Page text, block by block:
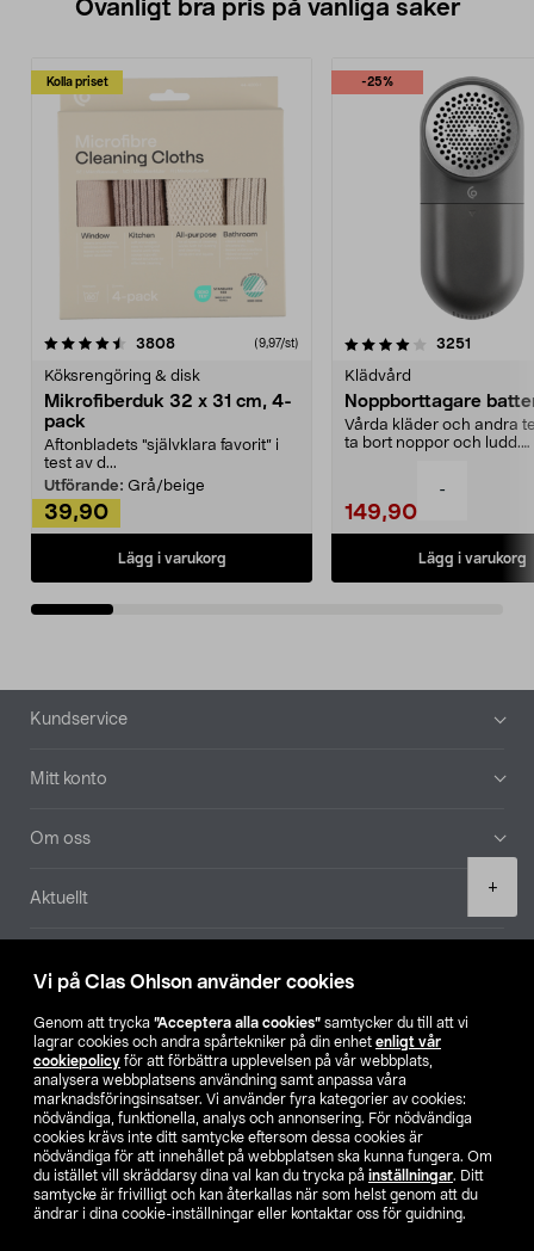
Vi på Clas Ohlson använder cookies
Genom att trycka ”Acceptera alla cookies” samtycker du till att vi
lagrar cookies och andra spårtekniker på din enhet enligt vår
cookiepolicy för att förbättra upplevelsen på vår webbplats,
analysera webbplatsens användning samt anpassa våra
marknadsföringsinsatser. Vi använder fyra kategorier av cookies:
nödvändiga, funktionella, analys och annonsering. För nödvändiga
cookies krävs inte ditt samtycke eftersom dessa cookies är
nödvändiga för att innehållet på webbplatsen ska kunna fungera. Om
du istället vill skräddarsy dina val kan du trycka på inställningar. Ditt
samtycke är frivilligt och kan återkallas när som helst genom att du
ändrar i dina cookie-inställningar eller kontaktar oss för guidning.
-
+
Ovanligt bra pris på vanliga saker
Kolla priset
3808recensioner (9,97/st)
Köksrengöring & disk
Mikrofiberduk 32 x 31 cm, 4-
pack
Aftonbladets "självklara favorit” i
test av d...
Utförande: Grå/beige
39,90
Lägg i varukorg
-25%
4.0av 5 stjärnor 3251
Klädvård
Noppborttagare
Vårda kläder och andra
ta bort noppor och ludd.
149,90
Lägg i varukorg
4.5av 5 stjärnor
Sidfot
Kundservice
Mitt konto
Om oss
Aktuellt
Hitta butik
SE NO FI